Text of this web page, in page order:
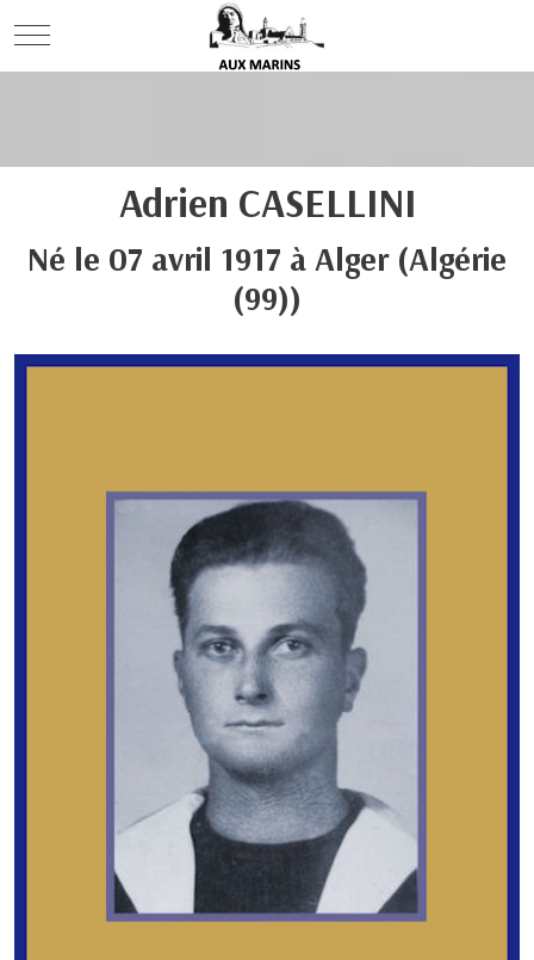
Mobile Menu Toggle
Adrien CASELLINI
Né le 07 avril 1917 à Alger (Algérie
(99))